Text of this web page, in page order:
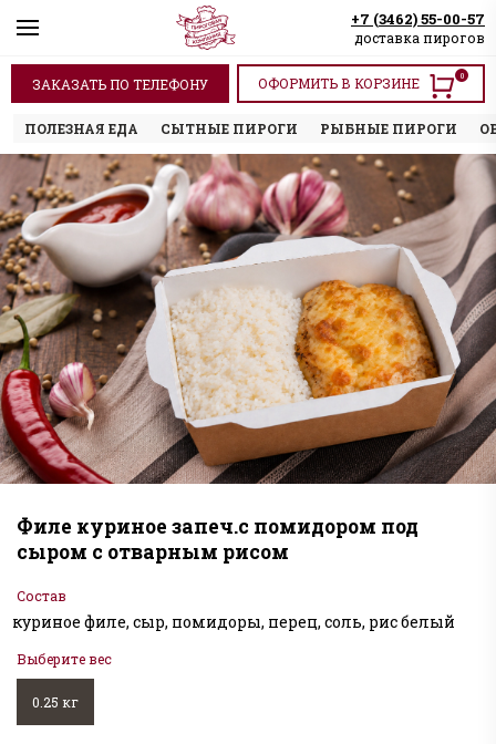
+7 (3462) 55-00-57
доставка пирогов
ОФОРМИТЬ В КОРЗИНЕ 0
ЗАКАЗАТЬ ПО ТЕЛЕФОНУ
ПОЛЕЗНАЯ ЕДА СЫТНЫЕ ПИРОГИ РЫБНЫЕ ПИРОГИ
Филе куриное запеч.с помидором под
сыром с отварным рисом
Состав
куриное филе, сыр, помидоры, перец, соль, рис белый
Выберите вес
0.25 кг